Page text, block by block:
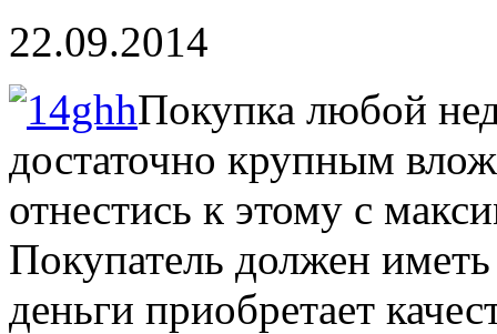
22.09.2014
Покупка любой
достаточно крупным
отнестись к этому с
Покупатель должен
деньги приобретает